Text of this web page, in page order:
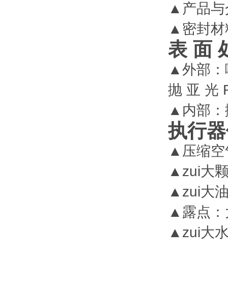
▲产品与
▲密封材
表 面
▲外部：
抛 亚 光
▲内部：
执行
▲压缩空
▲zui大
▲zui大
▲露点：
▲zui大